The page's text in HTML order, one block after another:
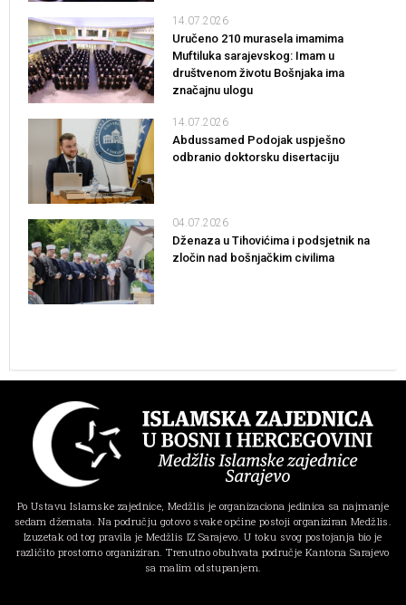
14.07.2026
Uručeno 210 murasela imamima
Muftiluka sarajevskog: Imam u
društvenom životu Bošnjaka ima
značajnu ulogu
14.07.2026
Abdussamed Podojak uspješno
odbranio doktorsku disertaciju
04.07.2026
Dženaza u Tihovićima i podsjetnik na
zločin nad bošnjačkim civilima
Po Ustavu Islamske zajednice, Medžlis je organizaciona jedinica sa najmanje
sedam džemata. Na području gotovo svake općine postoji organiziran Medžlis.
Izuzetak od tog pravila je Medžlis IZ Sarajevo. U toku svog postojanja bio je
različito prostorno organiziran. Trenutno obuhvata područje Kantona Sarajevo
sa malim odstupanjem.